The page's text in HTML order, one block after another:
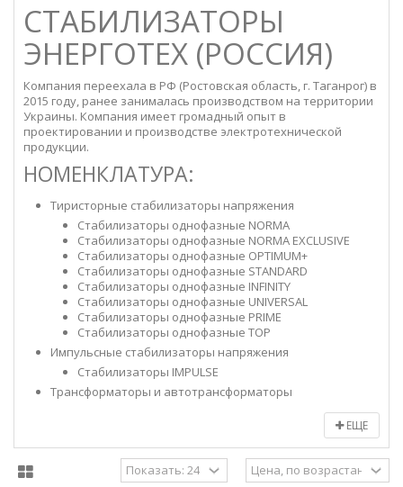
СТАБИЛИЗАТОРЫ
ЭНЕРГОТЕХ (РОССИЯ)
Компания переехала в РФ (Ростовская область, г. Таганрог) в
2015 году, ранее занималась производством на территории
Украины. Компания имеет громадный опыт в
проектировании и производстве электротехнической
продукции.
НОМЕНКЛАТУРА:
Тиристорные стабилизаторы напряжения
Стабилизаторы однофазные NORMA
Стабилизаторы однофазные NORMA EXCLUSIVE
Стабилизаторы однофазные OPTIMUM+
Стабилизаторы однофазные STANDARD
Стабилизаторы однофазные INFINITY
Стабилизаторы однофазные UNIVERSAL
Стабилизаторы однофазные PRIME
Стабилизаторы однофазные TOP
Импульсные стабилизаторы напряжения
Стабилизаторы IMPULSE
Трансформаторы и автотрансформаторы
ЕЩЕ